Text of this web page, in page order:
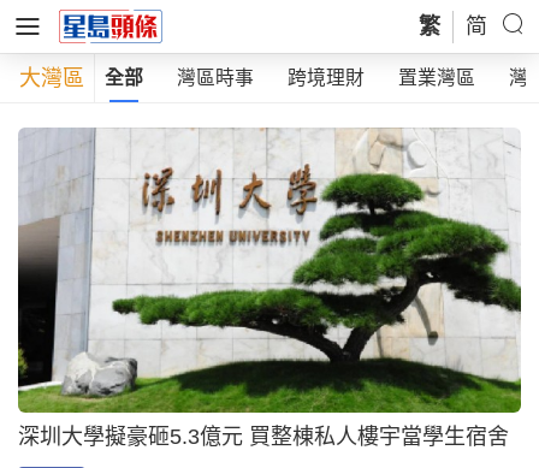
繁 简
大灣區 全部 灣區時事 跨境理財 置業灣區 灣
深圳大學擬豪砸5.3億元 買整棟私人樓宇當學生宿舍